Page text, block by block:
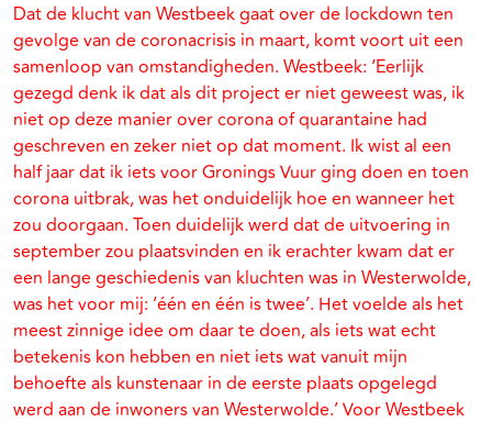
Dat de klucht van Westbeek gaat over de lockdown ten
gevolge van de coronacrisis in maart, komt voort uit een
samenloop van omstandigheden. Westbeek: ‘Eerlijk
gezegd denk ik dat als dit project er niet geweest was, ik
niet op deze manier over corona of quarantaine had
geschreven en zeker niet op dat moment. Ik wist al een
half jaar dat ik iets voor Gronings Vuur ging doen en toen
corona uitbrak, was het onduidelijk hoe en wanneer het
zou doorgaan. Toen duidelijk werd dat de uitvoering in
september zou plaatsvinden en ik erachter kwam dat er
een lange geschiedenis van kluchten was in Westerwolde,
was het voor mij: ‘één en één is twee’. Het voelde als het
meest zinnige idee om daar te doen, als iets wat echt
betekenis kon hebben en niet iets wat vanuit mijn
behoefte als kunstenaar in de eerste plaats opgelegd
werd aan de inwoners van Westerwolde.’ Voor Westbeek